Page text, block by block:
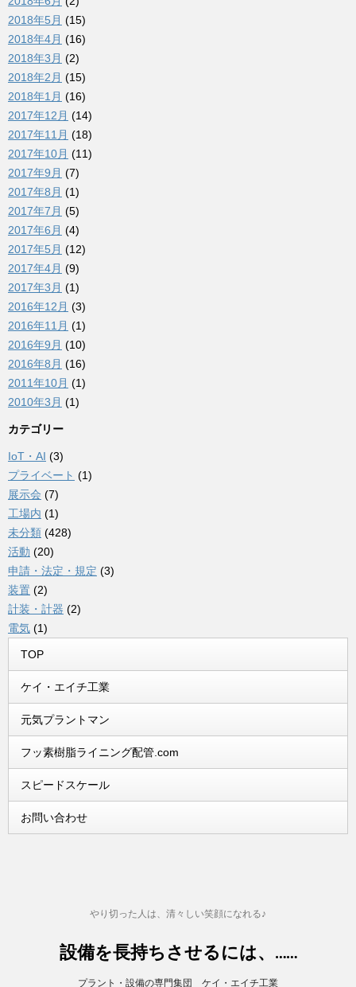
2018年5月 (15)
2018年4月 (16)
2018年3月 (2)
2018年2月 (15)
2018年1月 (16)
2017年12月 (14)
2017年11月 (18)
2017年10月 (11)
2017年9月 (7)
2017年8月 (1)
2017年7月 (5)
2017年6月 (4)
2017年5月 (12)
2017年4月 (9)
2017年3月 (1)
2016年12月 (3)
2016年11月 (1)
2016年9月 (10)
2016年8月 (16)
2011年10月 (1)
2010年3月 (1)
カテゴリー
IoT・AI (3)
プライベート (1)
展示会 (7)
工場内 (1)
未分類 (428)
活動 (20)
申請・法定・規定 (3)
装置 (2)
計装・計器 (2)
電気 (1)
TOP
ケイ・エイチ工業
元気プラントマン
フッ素樹脂ライニング配管.com
スピードスケール
お問い合わせ
やり切った人は、清々しい笑顔になれる♪
設備を長持ちさせるには、……
プラント・設備の専門集団 ケイ・エイチ工業